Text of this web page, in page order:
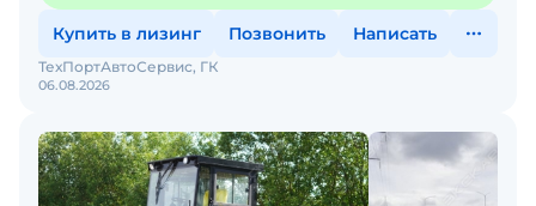
Купить в лизинг Позвонить Написать
06.08.2026
ТехПортАвтоСервис, ГК